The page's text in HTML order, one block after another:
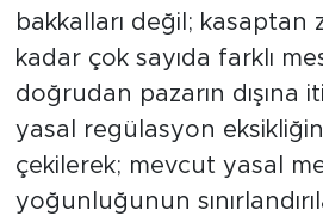
bakkalları değil; kasaptan
kadar çok sayıda farklı
doğrudan pazarın dışına
yasal regülasyon
çekilerek; mevcut yasal
yoğunluğunun